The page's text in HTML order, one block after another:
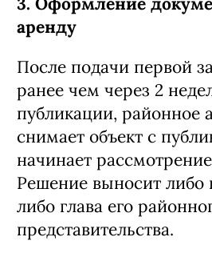
аренду
После подачи первой
ранее чем через 2
публикации, районное
снимает объект с
начинает
Решение выносит либо
либо глава его
представительства.